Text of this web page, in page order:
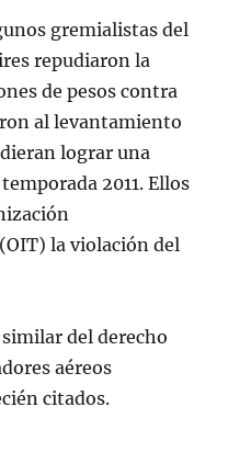
gremialistas del
repudiaron la
de pesos contra
al levantamiento
lograr una
2011. Ellos
la violación del
del derecho
aéreos
citados.